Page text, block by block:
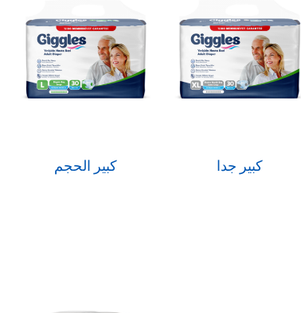
كبير الحجم كبير جدا